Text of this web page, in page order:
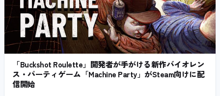
「Buckshot Roulette」開発者が手がける新作バイオレン
ス・パーティゲーム「Machine Party」がSteam向けに配
信開始